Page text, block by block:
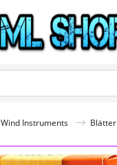
Wind Instruments
Blätter